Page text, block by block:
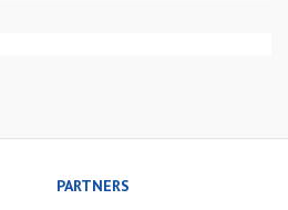
PARTNERS